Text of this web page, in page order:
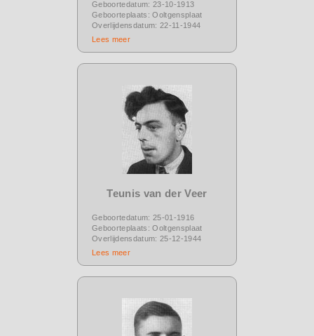
Geboortedatum: 23-10-1913
Geboorteplaats: Ooltgensplaat
Overlijdensdatum: 22-11-1944
Lees meer
Teunis van der Veer
Geboortedatum: 25-01-1916
Geboorteplaats: Ooltgensplaat
Overlijdensdatum: 25-12-1944
Lees meer